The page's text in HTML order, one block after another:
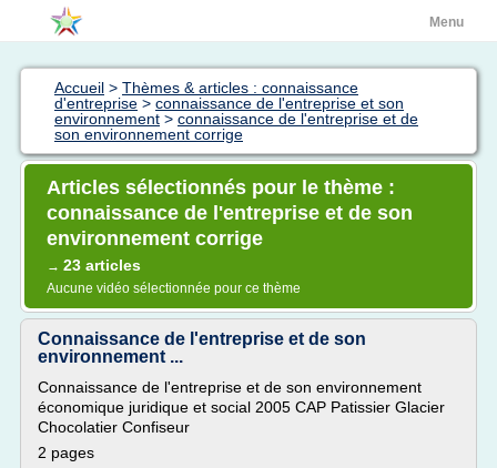
Menu
Accueil > Thèmes & articles : connaissance
d'entreprise > connaissance de l'entreprise et son
environnement > connaissance de l'entreprise et de
son environnement corrige
Articles sélectionnés pour le thème :
connaissance de l'entreprise et de son
environnement corrige
→ 23 articles
Aucune vidéo sélectionnée pour ce thème
Connaissance de l'entreprise et de son
environnement ...
Connaissance de l'entreprise et de son environnement
économique juridique et social 2005 CAP Patissier Glacier
Chocolatier Confiseur
2 pages